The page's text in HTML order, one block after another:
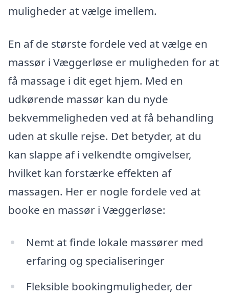
muligheder at vælge imellem.
En af de største fordele ved at vælge en
massør i Væggerløse er muligheden for at
få massage i dit eget hjem. Med en
udkørende massør kan du nyde
bekvemmeligheden ved at få behandling
uden at skulle rejse. Det betyder, at du
kan slappe af i velkendte omgivelser,
hvilket kan forstærke effekten af
massagen. Her er nogle fordele ved at
booke en massør i Væggerløse:
Nemt at finde lokale massører med
erfaring og specialiseringer
Fleksible bookingmuligheder, der